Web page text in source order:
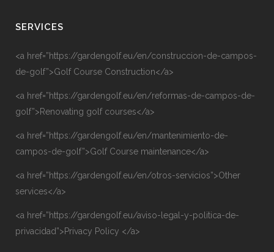
SERVICES
<a href=”https://gardengolf.eu/en/construccion-de-campos-
de-golf”>Golf Course Construction</a>
<a href=”https://gardengolf.eu/en/reformas-de-campos-de-
golf”>Renovating golf courses</a>
<a href=”https://gardengolf.eu/en/mantenimiento-de-
campos-de-golf”>Golf Course maintenance</a>
<a href=”https://gardengolf.eu/en/otros-servicios”>Other
services</a>
<a href=”https://gardengolf.eu/aviso-legal-y-politica-de-
privacidad”>Privacy Policy </a>